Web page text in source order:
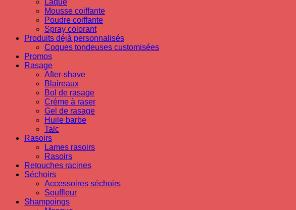
Laque
Mousse coiffante
Poudre coiffante
Spray colorant
Produits déjà personnalisés
Coques tondeuses customisées
Promos
Rasage
After-shave
Blaireaux
Bol de rasage
Crème à raser
Gel de rasage
Huile barbe
Talc
Rasoirs
Lames rasoirs
Rasoirs
Retouches racines
Séchoirs
Accessoires séchoirs
Souffleur
Shampoings